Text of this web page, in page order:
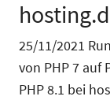
25/11/2021
von PHP 7 auf
PHP 8.1 bei